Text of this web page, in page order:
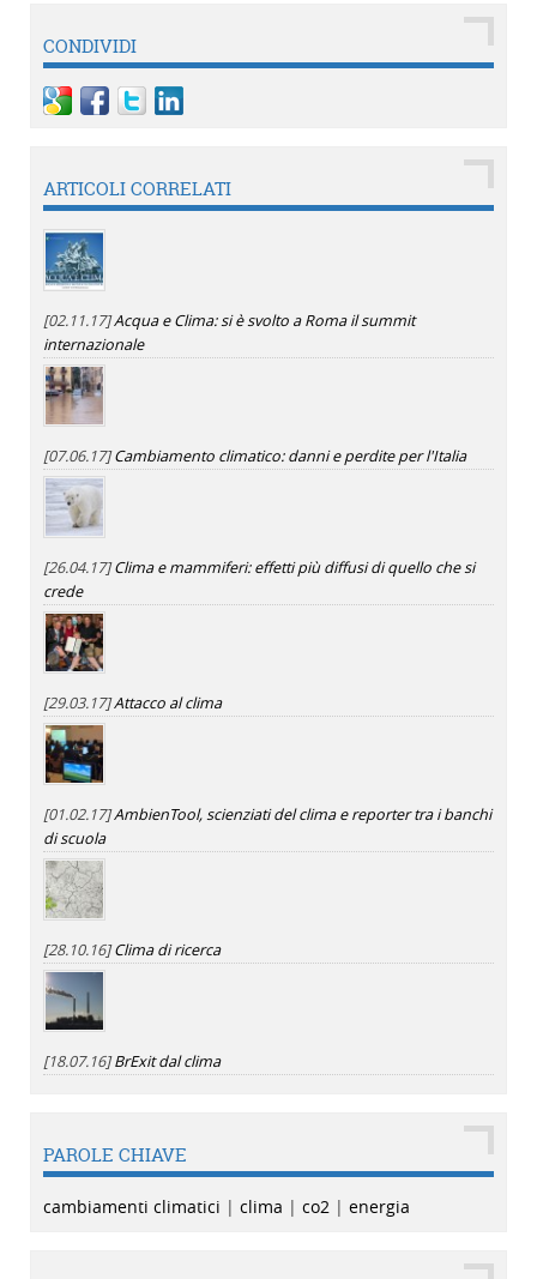
CONDIVIDI
ARTICOLI CORRELATI
[02.11.17]Acqua e Clima: si è svolto a Roma il summit
internazionale
[07.06.17]Cambiamento climatico: danni e perdite per l'Italia
[26.04.17]Clima e mammiferi: effetti più diffusi di quello che si
crede
[29.03.17]Attacco al clima
[01.02.17]AmbienTool, scienziati del clima e reporter tra i banchi
di scuola
[28.10.16]Clima di ricerca
[18.07.16]BrExit dal clima
PAROLE CHIAVE
cambiamenti climatici | clima | co2 | energia